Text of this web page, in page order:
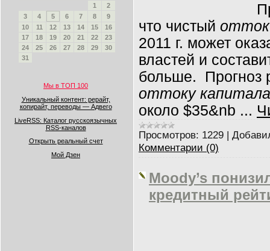
1
2
3
4 5 6 7 8
9
10
11 12 13 14 15
16
17
18 19 20 21 22
23
24
25 26 27 28 29
30
31
Мы в ТОП 100
Уникальный контент: рерайт,
копирайт, переводы — Адвего
LiveRSS: Каталог русскоязычных
RSS-каналов
Открыть реальный счет
Мой Дзен
что чистый отток
2011 г. может
властей и
больше.
Прогноз
оттоку капитала
около $35&nb ...
Просмотров: 1229 |
Комментарии (0)
Moody’s
кредитный